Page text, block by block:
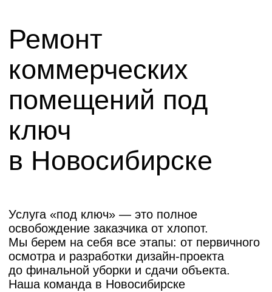
коммерческих
помещений
Комплекс работ зависит от типа объекта
и его состояния. Стандартный процесс
Наша команда в Новосибирске
координирует действия дизайнеров,
обеспечивая безупречный результат.
Вы получаете готовое к эксплуатации
помещение, соответствующее вашим
техническим заданиям и эстетическим
ожиданиям, в четко оговоренные сроки.